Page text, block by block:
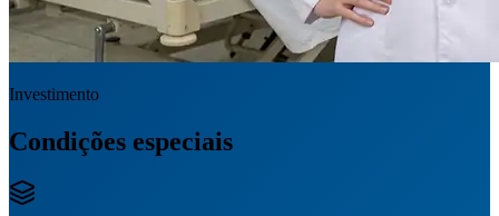
Investimento
Condições especiais